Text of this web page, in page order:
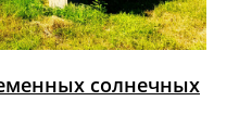
солнечных